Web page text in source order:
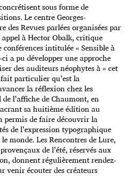
sous forme de
Le centre Georges-
des Revues parlées organisées par
à Hector Obalk, critique
conférences intitulée « Sensible à
a pu développer une approche
des auditeurs néophytes à « cet
particulier qu’est la
la réflexion chez les
l’affiche de Chaumont, en
sa huitième édition au
permis de faire découvrir la
de l’expression typographique
monde. Les Rencontres de Lure,
de l’été, réservés aux
donnent régulièrement rendez-
venir écouter des créateurs